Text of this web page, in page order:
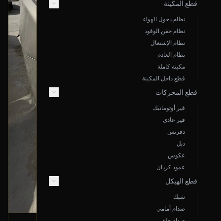
قطع المكينة
نظام دخول الهواء
نظام حقن الوقود
نظام الإشتعال
نظام العادم
مكينة كاملة
قطع داخل المكينة
قطع المحركات
قير أوتوماتيك
قير عادي
دفرنس
دبل
عكوس
عمود كردان
قطع الهيكل
شبك
صدام أمامي